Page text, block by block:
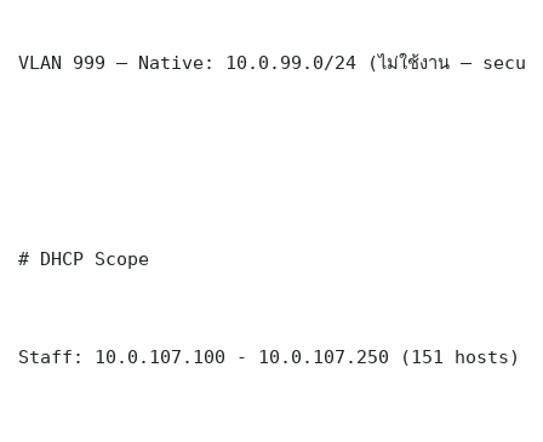
VLAN 999 — Native: 10.0.99.0/24 (ไม่ใช้งาน —
# DHCP Scope
Staff: 10.0.107.100 - 10.0.107.250 (151 hosts)